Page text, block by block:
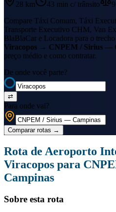
28 km 43 min c/ trânsito 9
Compare Táxi Comum, Táxi
Transporte Executivo CHM, Van
BlaBlaCar e Locadora para o trecho
Viracopos → CNPEM / Sirius —
preço médio e como contratar.
De onde você parte?
⇄
Para onde vai?
Comparar rotas →
Rota de Aeroporto
Viracopos para
Campinas
Sobre esta rota